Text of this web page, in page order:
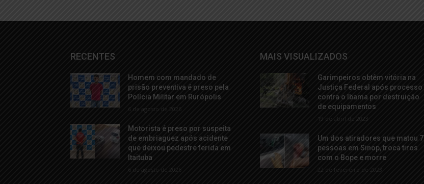
RECENTES
Homem com mandado de
prisão preventiva é preso pela
Polícia Militar em Rurópolis
6 de agosto de 2026
Motorista é preso por suspeita
de embriaguez após acidente
que deixou pedestre ferida em
Itaituba
6 de agosto de 2026
MAIS VISUALIZADOS
Garimpeiros obtêm vitória na
Justiça Federal após processo
contra o Ibama por destruição
de equipamentos
19 de abril de 2023
Um dos atiradores que matou 7
pessoas em Sinop, troca tiros
com o Bope e morre
22 de fevereiro de 2023